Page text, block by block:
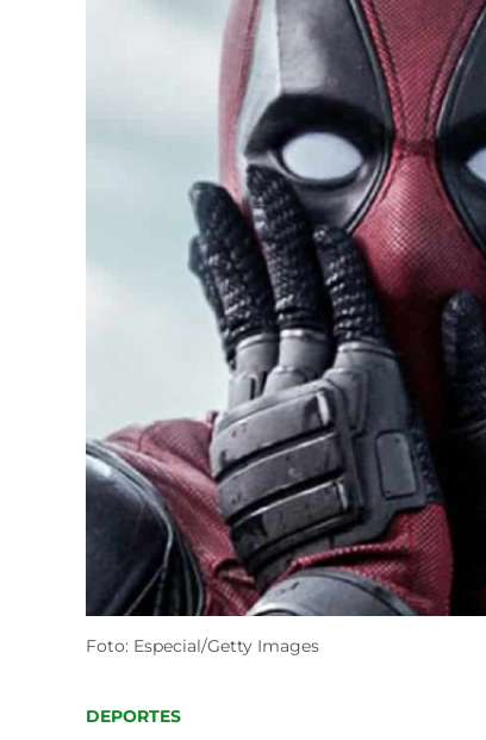
Foto: Especial/Getty Images
POSTED
DEPORTES